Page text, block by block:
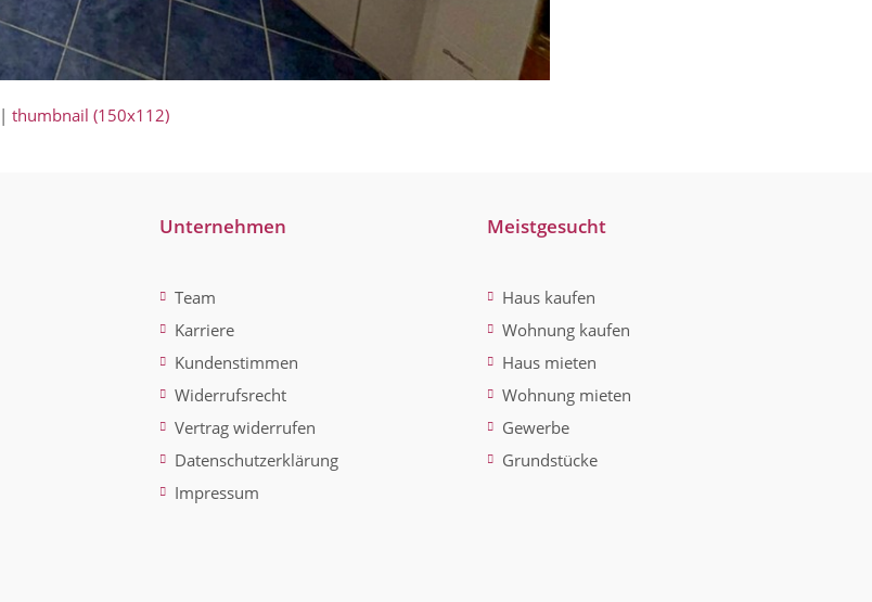
|thumbnail (150x112)
Unternehmen
Team
Karriere
Kundenstimmen
Widerrufsrecht
Vertrag widerrufen
Datenschutzerklärung
Impressum
Meistgesucht
Haus kaufen
Wohnung kaufen
Haus mieten
Wohnung mieten
Gewerbe
Grundstücke